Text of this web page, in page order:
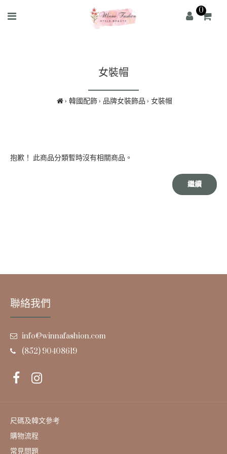
0
女裝帽
韓國配飾 品牌女裝飾品 女裝帽
抱歉！ 此商品分類暫時沒有相關商品。
繼續
聯絡我們
info@winnafashion.com
(852) 90408619
尺碼及韓文參考
購物流程
常見問題